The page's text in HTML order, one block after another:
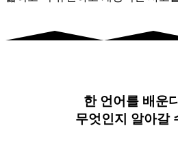
한 언어를 배운
무엇인지 알아갈